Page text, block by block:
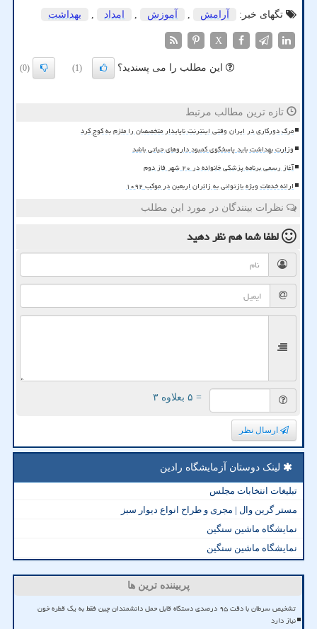
تگهای خبر:
آرامش , آموزش , امداد , بهداشت
X
این مطلب را می پسندید؟ (1)
(0)
تازه ترین مطالب مرتبط
مرگ دورکاری در ایران وقتی اینترنت ناپایدار متخصصان را ملزم به کوچ کرد
وزارت بهداشت باید پاسخگوی کمبود داروهای حیاتی باشد
آغاز رسمی برنامه پزشکی خانواده در ۲۰ شهر فاز دوم
ارائه خدمات ویژه بازتوانی به زائران اربعین در موکب ۱۰۹۲
نظرات بینندگان در مورد این مطلب
لطفا شما همنظر دهید
= ۵ بعلاوه ۳
ارسال نظر
لینک دوستان آزمایشگاه رادین
تبلیغات انتخابات مجلس
مستر گرین وال | مجری و طراح انواع دیوار سبز
نمایشگاه ماشین سنگین
نمایشگاه ماشین سنگین
پربیننده ترین ها
تشخیص سرطان با دقت ۹۵ درصدی دستگاه قابل حمل دانشمندان چین فقط به یک قطره خون
نیاز دارد